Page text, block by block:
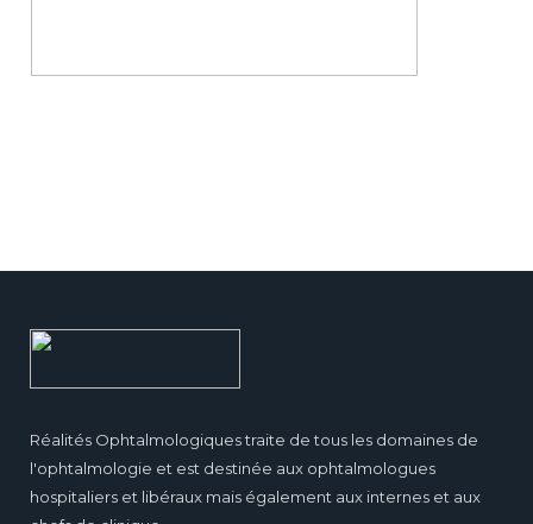
Réalités Ophtalmologiques traite de tous les domaines de
l'ophtalmologie et est destinée aux ophtalmologues
hospitaliers et libéraux mais également aux internes et aux